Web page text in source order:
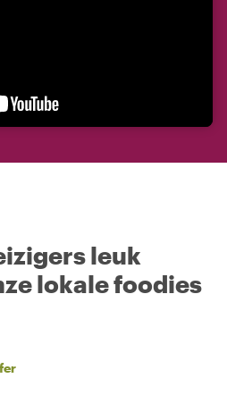
leuk
lokale foodies